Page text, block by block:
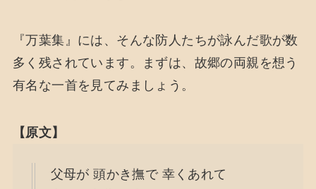
『万葉集』には、そんな防人たちが詠んだ歌が数
多く残されています。まずは、故郷の両親を想う
有名な一首を見てみましょう。
【原文】
父母が 頭かき撫で 幸くあれて